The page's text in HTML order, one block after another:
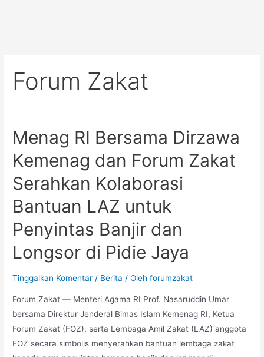
Forum Zakat
Menag RI Bersama Dirzawa
Kemenag dan Forum Zakat
Serahkan Kolaborasi
Bantuan LAZ untuk
Penyintas Banjir dan
Longsor di Pidie Jaya
Tinggalkan Komentar / Berita / Olehforumzakat
Forum Zakat — Menteri Agama RI Prof. Nasaruddin Umar
bersama Direktur Jenderal Bimas Islam Kemenag RI, Ketua
Forum Zakat (FOZ), serta Lembaga Amil Zakat (LAZ) anggota
FOZ secara simbolis menyerahkan bantuan lembaga zakat